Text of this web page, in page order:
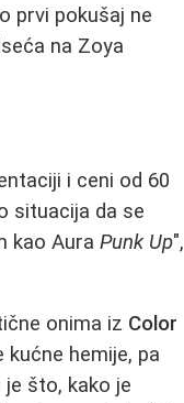
prvi pokušaj ne
na Zoya
i ceni od 60
situacija da se
kao AuraPunk Up",
onima iz Color
hemije, pa
što, kako je